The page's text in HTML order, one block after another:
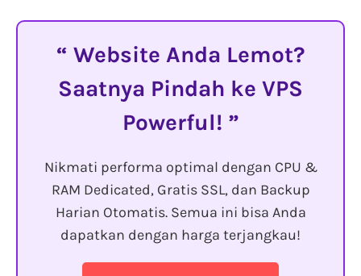
Website Anda Lemot?
Saatnya Pindah ke VPS
Powerful!
Nikmati performa optimal dengan CPU &
RAM Dedicated, Gratis SSL, dan Backup
Harian Otomatis. Semua ini bisa Anda
dapatkan dengan harga terjangkau!